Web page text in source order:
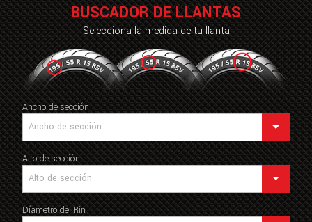
BUSCADOR DE LLANTAS
Selecciona la medida de tu llanta
Ancho de sección
Ancho de sección
Alto de sección
Alto de sección
Díametro del Rin